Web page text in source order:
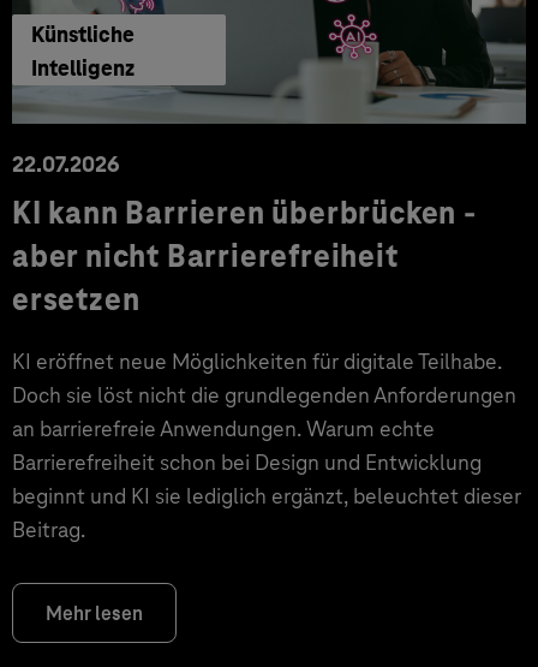
Künstliche
Intelligenz
22.07.2026
KI kann Barrieren überbrücken -
aber nicht Barrierefreiheit
ersetzen
KI eröffnet neue Möglichkeiten für digitale Teilhabe.
Doch sie löst nicht die grundlegenden Anforderungen
an barrierefreie Anwendungen. Warum echte
Barrierefreiheit schon bei Design und Entwicklung
beginnt und KI sie lediglich ergänzt, beleuchtet dieser
Beitrag.
Mehr lesen